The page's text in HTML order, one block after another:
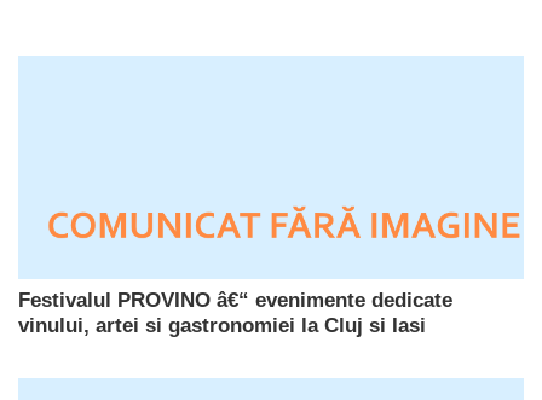
Festivalul PROVINO â€“ evenimente dedicate
vinului, artei si gastronomiei la Cluj si Iasi